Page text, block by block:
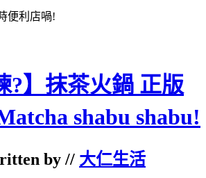
便利店喎!
?】抹茶火鍋 正版
shabu shabu!
by // 大仁生活